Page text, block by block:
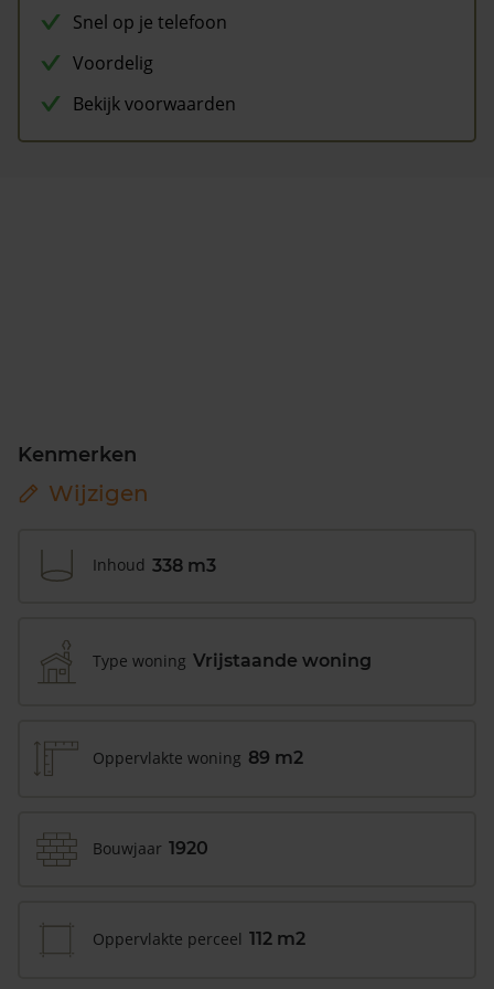
Snel op je telefoon
Voordelig
Bekijk voorwaarden
Kenmerken
Wijzigen
Inhoud 338 m3
Type woning Vrijstaande woning
Oppervlakte woning 89 m2
Bouwjaar 1920
Oppervlakte perceel 112 m2